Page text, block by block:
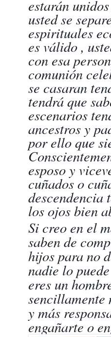
estarán
usted se
espirituales
es válido ,
con esa
comunión
se casaran
tendrá que
escenarios
ancestros y
por ello que
esposo y
cuñados o
descendencia
los ojos bien
Si creo en el
saben de
hijos para no
nadie lo
eres un
sencillamente
y más
engañarte o